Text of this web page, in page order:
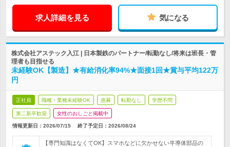
求人詳細を見る 気になる
株式会社アステック入江 | 日本製鉄のパートナー/転勤なし/将来は班長・管
理者も目指せる
未経験OK【製造】★有給消化率94%★面接1回★賞与平均122万
円
正社員 職種・業種未経験OK 急募 転勤なし 学歴不問
第二新卒歓迎 女性のおしごと掲載中
情報更新日：2026/07/15 終了予定日： 2026/08/24
【専門知識はなくてOK】スマホなどに欠かせない半導体部品の